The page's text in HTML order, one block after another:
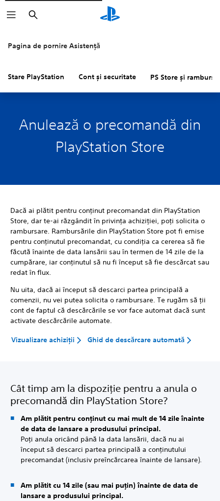
Pagina de pornire Asistență
Stare PlayStation Cont și securitate PS Store și
Anulează o precomandă din
PlayStation Store
Dacă ai plătit pentru conținut precomandat din PlayStation
Store, dar te-ai răzgândit în privința achiziției, poți solicita o
rambursare. Rambursările din PlayStation Store pot fi emise
pentru conținutul precomandat, cu condiția ca cererea să fie
făcută înainte de data lansării sau în termen de 14 zile de la
cumpărare, iar conținutul să nu fi început să fie descărcat sau
redat în flux.
Nu uita, dacă ai început să descarci partea principală a
comenzii, nu vei putea solicita o rambursare. Te rugăm să ții
cont de faptul că descărcările se vor face automat dacă sunt
activate descărcările automate.
Vizualizare achiziții Ghid de descărcare automată
Cât timp am la dispoziție pentru a anula o
precomandă din PlayStation Store?
Am plătit pentru conținut cu mai mult de 14 zile înainte
de data de lansare a produsului principal.
Poți anula oricând până la data lansării, dacă nu ai
început să descarci partea principală a conținutului
precomandat (inclusiv preîncărcarea înainte de lansare).
Am plătit cu 14 zile (sau mai puțin) înainte de data de
lansare a produsului principal.